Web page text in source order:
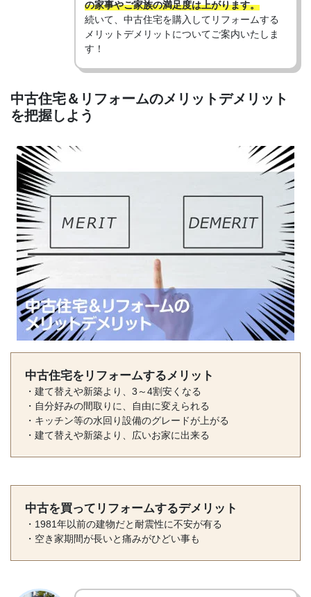
の家事やご家族の満足度は上がります。
続いて、中古住宅を購入してリフォームする
メリットデメリットについてご案内いたしま
す！
中古住宅＆リフォームのメリットデメリット
を把握しよう
中古住宅をリフォームするメリット
・建て替えや新築より、3～4割安くなる
・自分好みの間取りに、自由に変えられる
・キッチン等の水回り設備のグレードが上がる
・建て替えや新築より、広いお家に出来る
中古を買ってリフォームするデメリット
・1981年以前の建物だと耐震性に不安が有る
・空き家期間が長いと痛みがひどい事も